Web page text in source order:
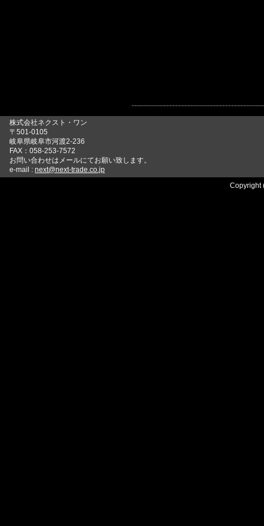
株式会社ネクスト・ワン
〒501-0105
岐阜県岐阜市河渡2-236
FAX：058-253-7572
お問い合わせはメールにてお願い致します。
e-mail : next@next-trade.co.jp
Copyright